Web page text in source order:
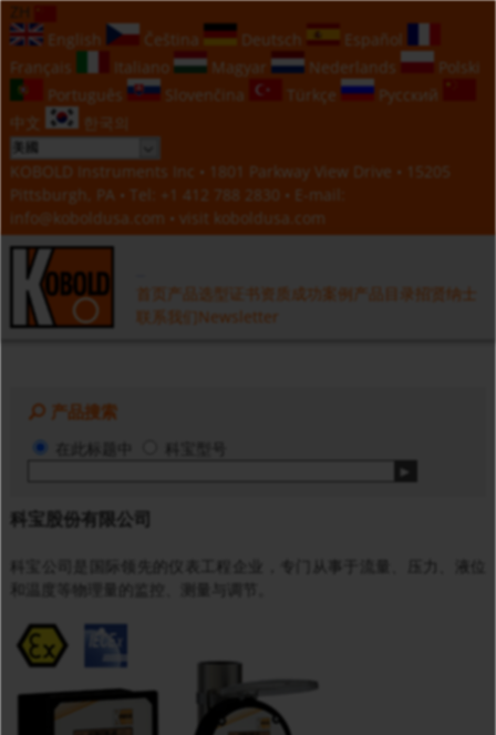
English
Čeština Deutsch
Español
Français
Italiano Magyar Nederlands
Polski
Português
Slovenčina Türkçe
Русский
中文
한국의
KOBOLD Instruments Inc • 1801 Parkway View Drive • 15205
Pittsburgh, PA • Tel:
+1 412 788 2830 • E-mail:
info@koboldusa.com • visit koboldusa.com
首页 产品选型 证书资质 成功案例 产品目录 招贤纳士
联系我们 Newsletter
产品搜索
在此标题中 科宝型号
科宝股份有限公司
科宝公司是国际领先的仪表工程企业，专门从事于流量、压力、液位
和温度等物理量的监控、测量与调节。